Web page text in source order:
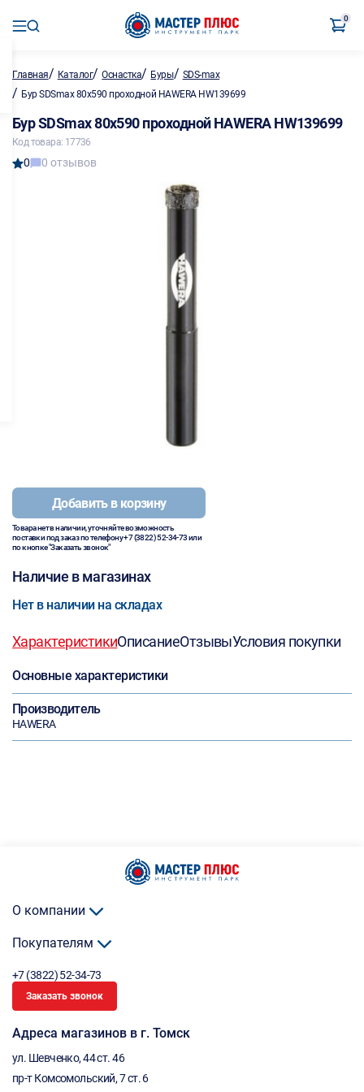
0
Главная/ Каталог/Оснастка/ Буры/ SDS-max
/ Бур SDSmax 80х590 проходной HAWERA HW139699
Бур SDSmax 80х590 проходной HAWERA HW139699
Код товара: 17736
0 0 отзывов
Добавить в корзину
Товара нет в наличии, уточняйте возможность
поставки под заказ по телефону+7 (3822) 52-34-73или
по кнопке "Заказать звонок"
Наличие в магазинах
Нет в наличии на складах
ХарактеристикиОписаниеОтзывыУсловия покупки
Основные характеристики
Производитель
HAWERA
О компании
Покупателям
+7 (3822) 52-34-73
Заказать звонок
Адреса магазинов в г. Томск
ул. Шевченко, 44 ст. 46
пр-т Комсомольский, 7 ст. 6